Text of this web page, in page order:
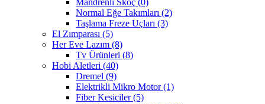
Normal Eğe Takımları (2)
Taşlama Freze Uçları (3)
El Zımparası (5)
Her Eve Lazım (8)
Tv Ürünleri (8)
Hobi Aletleri (40)
Dremel (9)
Elektrikli Mikro Motor(1)
Fiber Kesiciler(5)